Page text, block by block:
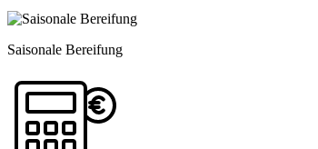
Saisonale Bereifung